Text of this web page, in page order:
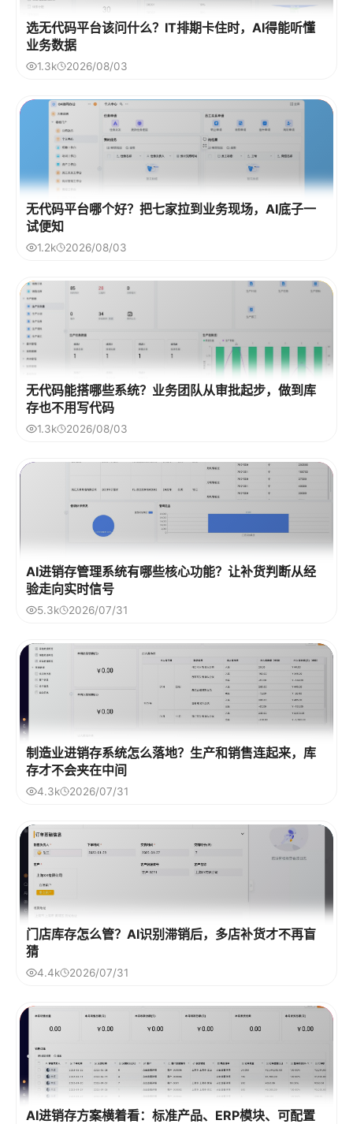
选无代码平台该问什么？IT排期卡住时，AI得能听懂
业务数据
1.3k 2026/08/03
无代码平台哪个好？把七家拉到业务现场，AI底子一
试便知
1.2k 2026/08/03
无代码能搭哪些系统？业务团队从审批起步，做到库
存也不用写代码
1.3k 2026/08/03
AI进销存管理系统有哪些核心功能？让补货判断从经
验走向实时信号
5.3k 2026/07/31
制造业进销存系统怎么落地？生产和销售连起来，库
存才不会夹在中间
4.3k 2026/07/31
门店库存怎么管？AI识别滞销后，多店补货才不再盲
猜
4.4k 2026/07/31
AI进销存方案横着看：标准产品、ERP模块、可配置